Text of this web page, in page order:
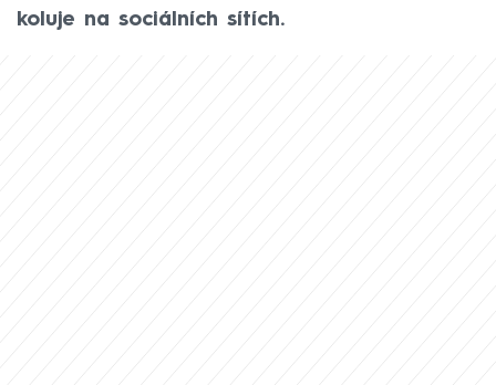
koluje na sociálních sítích.